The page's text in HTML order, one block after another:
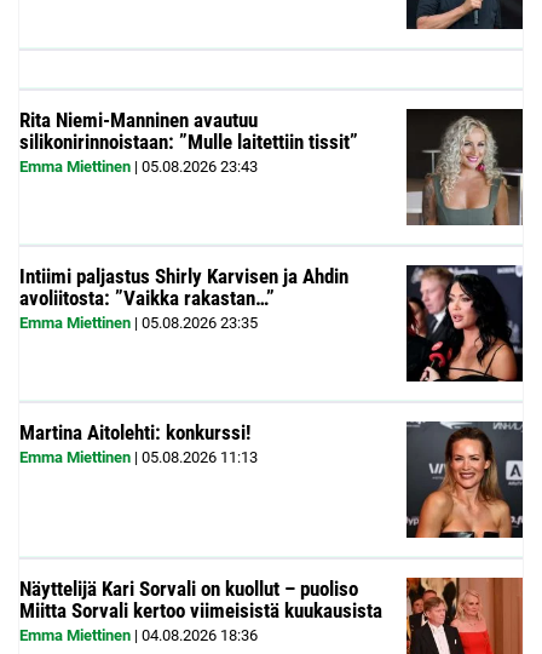
Rita Niemi-Manninen avautuu
silikonirinnoistaan: ”Mulle laitettiin tissit”
Emma Miettinen | 05.08.2026 23:43
Intiimi paljastus Shirly Karvisen ja Ahdin
avoliitosta: ”Vaikka rakastan…”
Emma Miettinen | 05.08.2026 23:35
Martina Aitolehti: konkurssi!
Emma Miettinen | 05.08.2026 11:13
Näyttelijä Kari Sorvali on kuollut – puoliso
Miitta Sorvali kertoo viimeisistä kuukausista
Emma Miettinen | 04.08.2026 18:36